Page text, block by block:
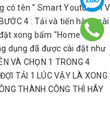
có tên " Smart Youtube TV
4 : Tải và tiến hành cài
xong bấm "Home" trên
dụng đã được cài đặt như
VÀ CHỌN 1 TRONG 4
TẢI 1 LÚC VẬY LÀ XONG.
THÀNH CÔNG THÌ HÃY